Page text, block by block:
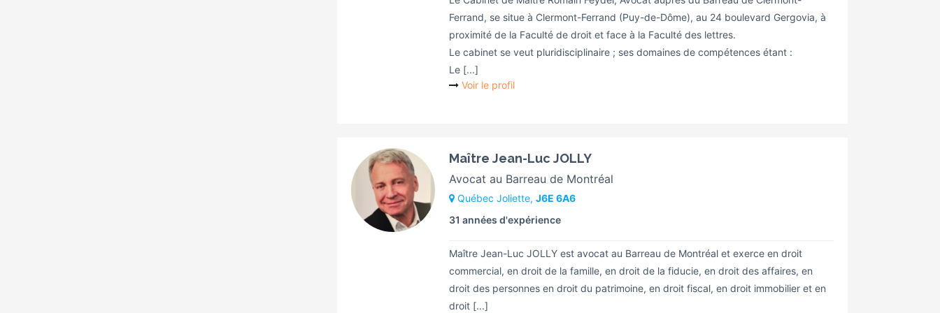
Ferrand, se situe à Clermont-Ferrand (Puy-de-Dôme), au 24 boulevard Gergovia, à
proximité de la Faculté de droit et face à la Faculté des lettres.
Le cabinet se veut pluridisciplinaire ; ses domaines de compétences étant :
Le [...]
Voir le profil
Maître Jean-Luc JOLLY
Avocat au Barreau de Montréal
Québec Joliette, J6E 6A6
31 années d'expérience
Maître Jean-Luc JOLLY est avocat au Barreau de Montréal et exerce en droit
commercial, en droit de la famille, en droit de la fiducie, en droit des affaires, en
droit des personnes en droit du patrimoine, en droit fiscal, en droit immobilier et en
droit [...]